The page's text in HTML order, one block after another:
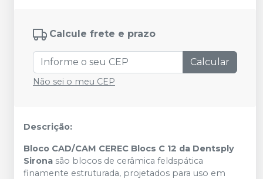
Calcule frete e prazo
Calcular
Não sei o meu CEP
Descrição:
Bloco CAD/CAM CEREC Blocs C 12 da Dentsply
Sirona são blocos de cerâmica feldspática
finamente estruturada, projetados para uso em